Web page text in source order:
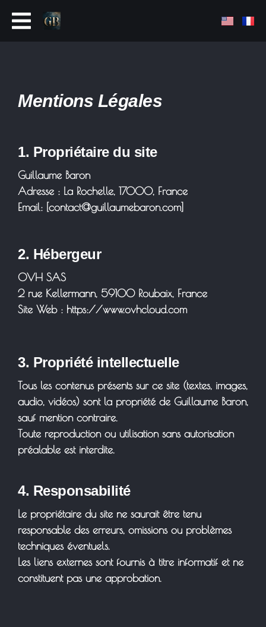
Mentions Légales
1. Propriétaire du site
Guillaume Baron
Adresse : La Rochelle, 17000, France
Email: [contact@guillaumebaron.com]
2. Hébergeur
OVH SAS
2 rue Kellermann, 59100 Roubaix, France
Site Web : https://www.ovhcloud.com
3. Propriété intellectuelle
Tous les contenus présents sur ce site (textes, images,
audio, vidéos) sont la propriété de Guillaume Baron,
sauf mention contraire.
Toute reproduction ou utilisation sans autorisation
préalable est interdite.
4. Responsabilité
Le propriétaire du site ne saurait être tenu
responsable des erreurs, omissions ou problèmes
techniques éventuels.
Les liens externes sont fournis à titre informatif et ne
constituent pas une approbation.